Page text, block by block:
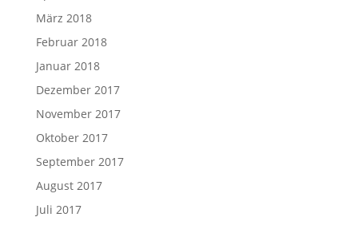
März 2018
Februar 2018
Januar 2018
Dezember 2017
November 2017
Oktober 2017
September 2017
August 2017
Juli 2017